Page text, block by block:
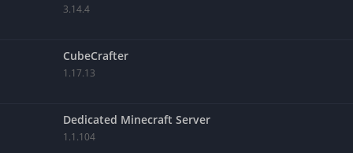
3.14.4
CubeCrafter
1.17.13
Dedicated Minecraft Server
1.1.104